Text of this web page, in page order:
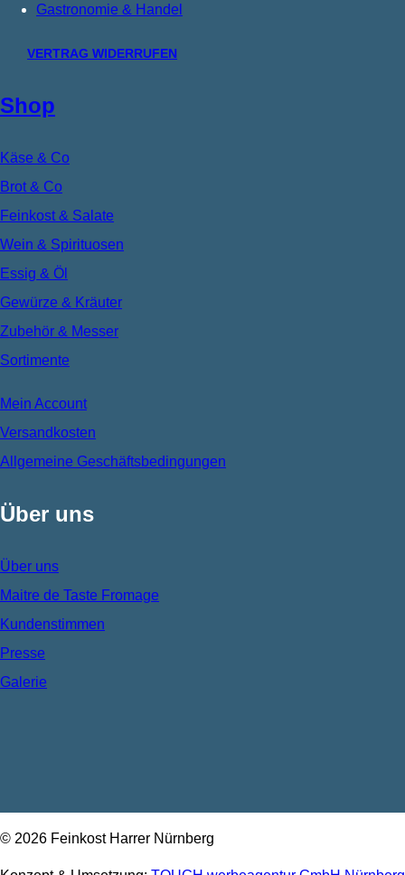
Gastronomie & Handel
VERTRAG WIDERRUFEN
Shop
Käse & Co
Brot & Co
Feinkost & Salate
Wein & Spirituosen
Essig & Öl
Gewürze & Kräuter
Zubehör & Messer
Sortimente
Mein Account
Versandkosten
Allgemeine Geschäftsbedingungen
Über uns
Über uns
Maitre de Taste Fromage
Kundenstimmen
Presse
Galerie
© 2026 Feinkost Harrer Nürnberg